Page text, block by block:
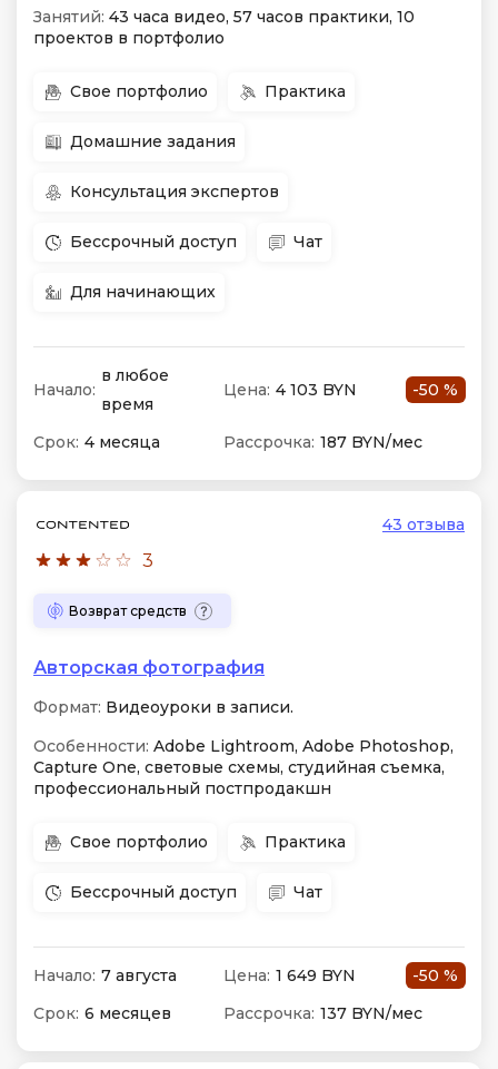
Занятий: 43 часа видео, 57 часов практики, 10
проектов в портфолио
Свое портфолио Практика
Домашние задания
Консультация экспертов
Бессрочный доступ Чат
Для начинающих
Начало:
в любое
время
Цена: 4 103 BYN -50 %
Срок: 4 месяца Рассрочка: 187 BYN/мес
3
43 отзыва
Возврат средств
Авторская фотография
Формат: Видеоуроки в записи.
Особенности: Adobe Lightroom, Adobe Photoshop,
Capture One, световые схемы, студийная съемка,
профессиональный постпродакшн
Свое портфолио Практика
Бессрочный доступ Чат
Начало: 7 августа Цена: 1 649 BYN
-50 %
Срок: 6 месяцев Рассрочка: 137 BYN/мес